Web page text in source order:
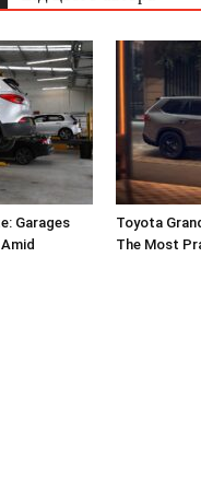
Garages
Toyota
The Most